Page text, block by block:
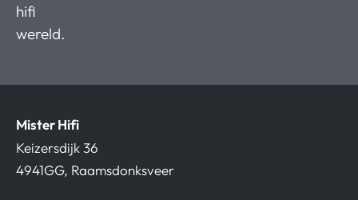
hifi
wereld.
Mister Hifi
Keizersdijk 36
4941GG, Raamsdonksveer